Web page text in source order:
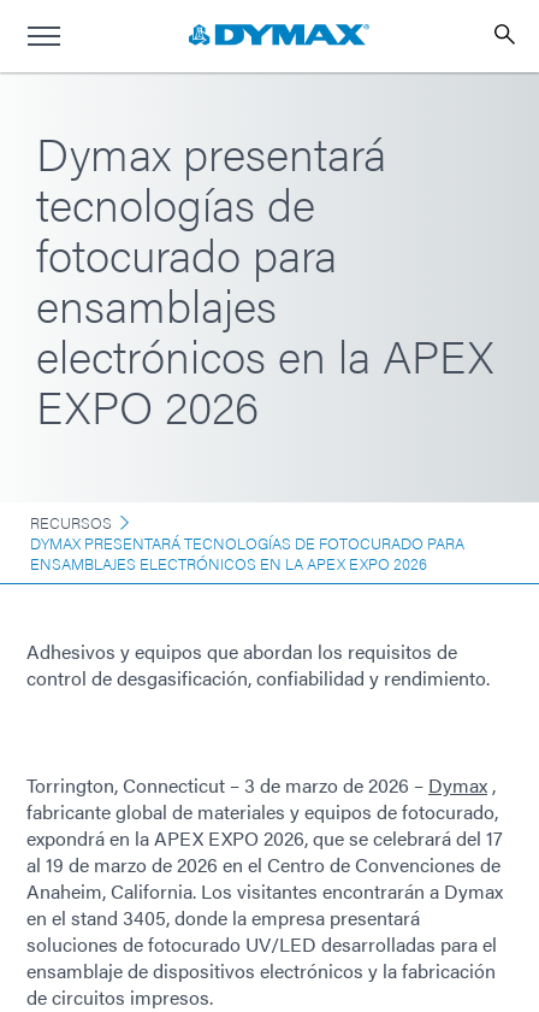
Dymax presentará
tecnologías de
fotocurado para
ensamblajes
electrónicos en la APEX
EXPO 2026
RECURSOS
DYMAX PRESENTARÁ TECNOLOGÍAS DE FOTOCURADO PARA
ENSAMBLAJES ELECTRÓNICOS EN LA APEX EXPO 2026
Adhesivos y equipos que abordan los requisitos de
control de desgasificación, confiabilidad y rendimiento.
Torrington, Connecticut – 3 de marzo de 2026 – Dymax ,
fabricante global de materiales y equipos de fotocurado,
expondrá en la APEX EXPO 2026, que se celebrará del 17
al 19 de marzo de 2026 en el Centro de Convenciones de
Anaheim, California. Los visitantes encontrarán a Dymax
en el stand 3405, donde la empresa presentará
soluciones de fotocurado UV/LED desarrolladas para el
ensamblaje de dispositivos electrónicos y la fabricación
de circuitos impresos.